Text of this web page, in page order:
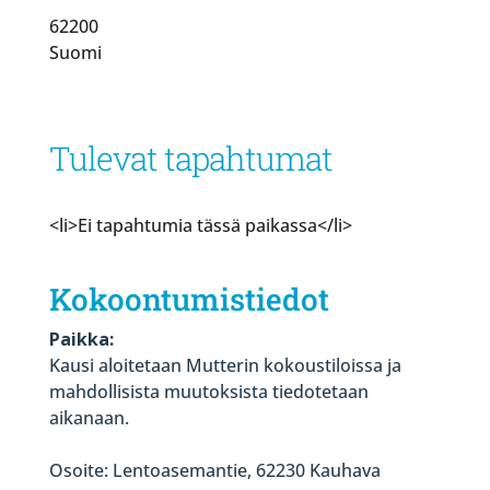
62200
Suomi
Tulevat tapahtumat
<li>Ei tapahtumia tässä paikassa</li>
Kokoontumistiedot
Paikka:
Kausi aloitetaan Mutterin kokoustiloissa ja
mahdollisista muutoksista tiedotetaan
aikanaan.
Osoite: Lentoasemantie, 62230 Kauhava